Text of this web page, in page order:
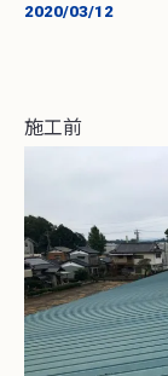
2020/03/12
施工前